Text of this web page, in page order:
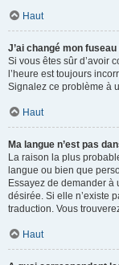
Haut
J’ai changé mon
Si vous êtes sûr d’avoir
l’heure est toujours
Signalez ce problème à
Haut
Ma langue n’est pas
La raison la plus
langue ou bien que
Essayez de demander à
désirée. Si elle n’existe
traduction. Vous
Haut